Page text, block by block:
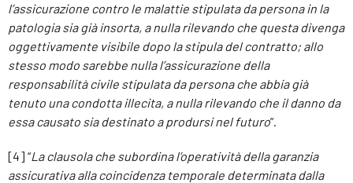
l’assicurazione contro le malattie stipulata da persona in la
patologia sia già insorta, a nulla rilevando che questa divenga
oggettivamente visibile dopo la stipula del contratto; allo
stesso modo sarebbe nulla l’assicurazione della
responsabilità civile stipulata da persona che abbia già
tenuto una condotta illecita, a nulla rilevando che il danno da
essa causato sia destinato a prodursi nel futuro”.
[4] “La clausola che subordina l’operatività della garanzia
assicurativa alla coincidenza temporale determinata dalla